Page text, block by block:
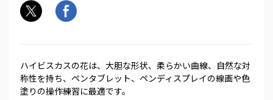
ハイビスカスの花は、大胆な形状、柔らかい曲線、自然な対
称性を持ち、ペンタブレット、ペンディスプレイの線画や色
塗りの操作練習に最適です。